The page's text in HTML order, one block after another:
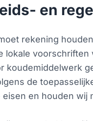
en
rekening
lokale
koudemiddelwerk
de
en houden wij